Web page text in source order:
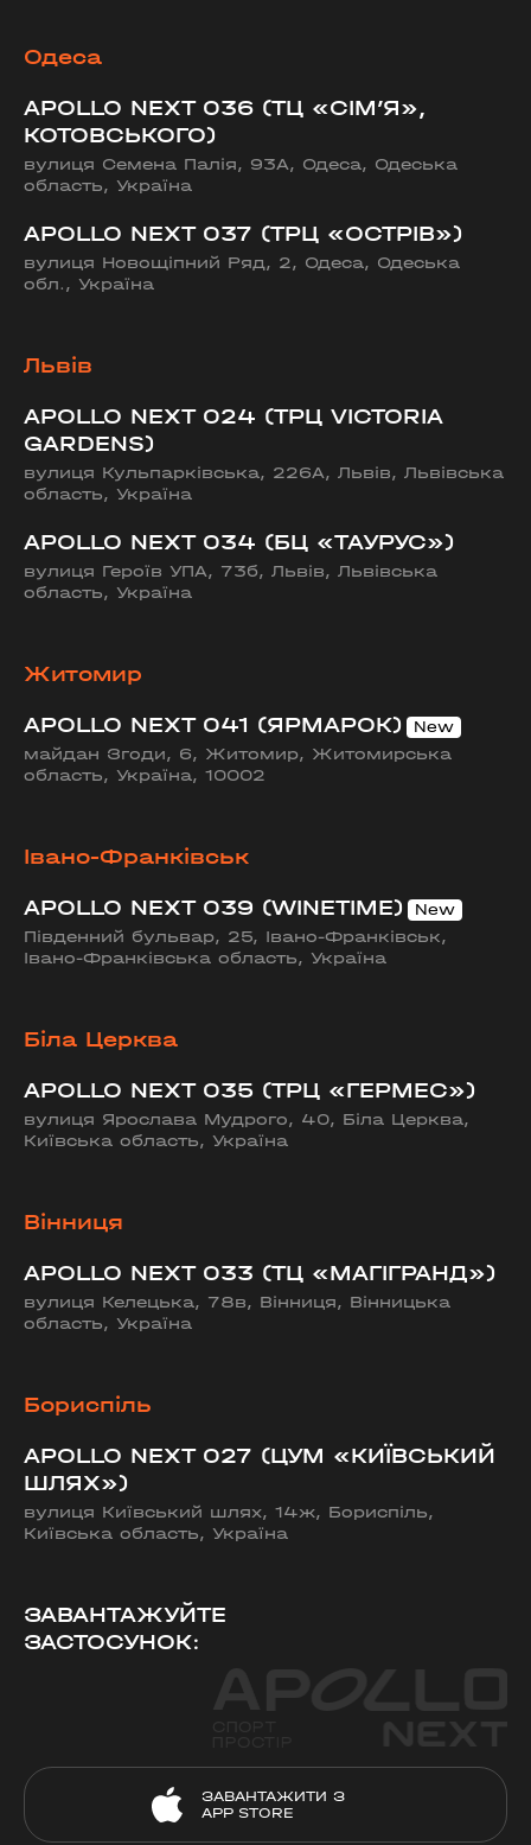
Одеса
APOLLO NEXT 036 (ТЦ «СІМ’Я»,
КОТОВСЬКОГО)
вулиця Семена Палія, 93А, Одеса, Одеська
область, Україна
APOLLO NEXT 037 (ТРЦ «ОСТРІВ»)
вулиця Новощіпний Ряд, 2, Одеса, Одеська
обл., Україна
Львів
APOLLO NEXT 024 (ТРЦ VICTORIA
GARDENS)
вулиця Кульпарківська, 226А, Львів, Львівська
область, Україна
APOLLO NEXT 034 (БЦ «ТАУРУС»)
вулиця Героїв УПА, 73б, Львів, Львівська
область, Україна
Житомир
APOLLO NEXT 041 (ЯРМАРОК)
майдан Згоди, 6, Житомир, Житомирська
область, Україна, 10002
Івано-Франківськ
APOLLO NEXT 039 (WINETIME)
Південний бульвар, 25, Івано-Франківськ,
Івано-Франківська область, Україна
Біла Церква
APOLLO NEXT 035 (ТРЦ «ГЕРМЕС»)
вулиця Ярослава Мудрого, 40, Біла Церква,
Київська область, Україна
Вінниця
APOLLO NEXT 033 (ТЦ «МАГІГРАНД»)
вулиця Келецька, 78в, Вінниця, Вінницька
область, Україна
Бориспіль
APOLLO NEXT 027 (ЦУМ «КИЇВСЬКИЙ
ШЛЯХ»)
вулиця Київський шлях, 14ж, Бориспіль,
Київська область, Україна
ЗАВАНТАЖУЙТЕ
ЗАСТОСУНОК:
ЗАВАНТАЖИТИ З
APP STORE